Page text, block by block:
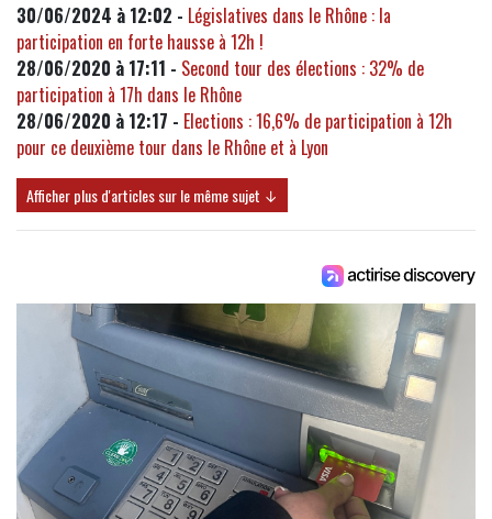
30/06/2024 à 12:02 - Législatives dans le Rhône : la
participation en forte hausse à 12h !
28/06/2020 à 17:11 - Second tour des élections : 32% de
participation à 17h dans le Rhône
28/06/2020 à 12:17 - Elections : 16,6% de participation à 12h
pour ce deuxième tour dans le Rhône et à Lyon
Afficher plus d'articles sur le même sujet ↓